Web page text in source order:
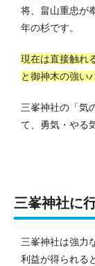
将、畠山重忠が
年の杉です。
現在は直接触れ
と御神木の強い
三峯神社の「気
て、勇気・やる
三峯神社に
三峯神社は強力
利益が得られる